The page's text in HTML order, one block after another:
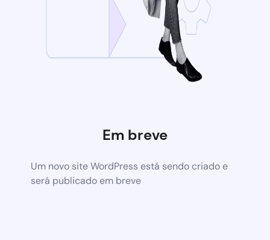
Em breve
Um novo site WordPress está sendo criado e
será publicado em breve